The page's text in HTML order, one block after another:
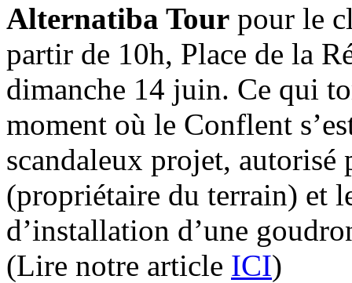
Alternatiba Tour pour le
partir de 10h, Place de la
dimanche 14 juin. Ce qui
moment où le Conflent
scandaleux projet, autorisé
(propriétaire du terrain) et
d’installation d’une
(Lire notre article ICI)